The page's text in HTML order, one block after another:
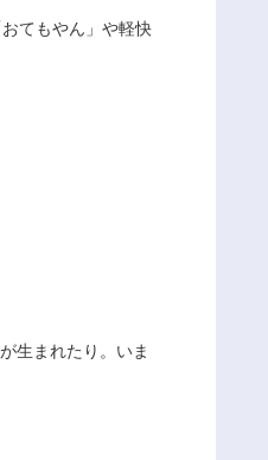
てもやん」や軽快
生まれたり。いま